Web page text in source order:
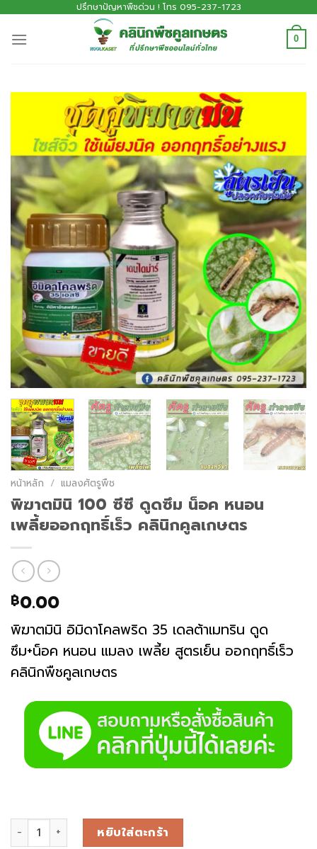
ปรึกษาปัญหาพืชด่วน ! โทร 095-237-1723
0
หน้าหลัก / แมลงศัตรูพืช
พิฆาตมินิ 100 ซีซี ดูดซึม น็อค หนอน
เพลี้ยออกฤทธิ์เร็ว คลินิกคูลเกษตร
฿0.00
พิฆาตมินิ อิมิดาโคลพริด 35 เดลต้าเมทริน ดูด
ซึม+น็อค หนอน แมลง เพลี้ย สูตรเย็น ออกฤทธิ์เร็ว
คลินิกพืชคูลเกษตร
หยิบใส่ตะกร้า